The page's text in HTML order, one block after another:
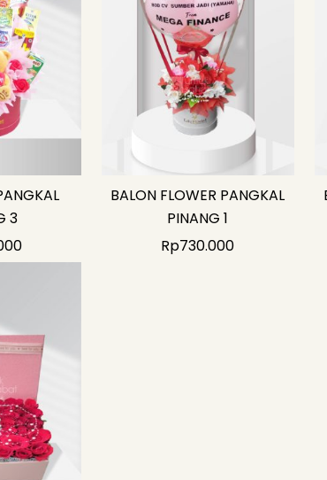
3
BALON FLOWER PANGKAL
PINANG 1
Rp730.000